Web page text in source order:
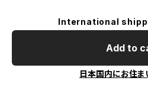
International
Add to
日本国内にお住ま